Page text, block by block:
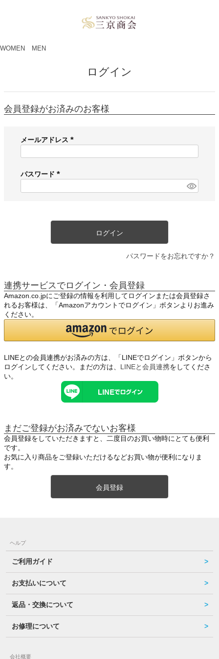
WOMEN MEN
ログイン
会員登録がお済みのお客様
メールアドレス
必
)
パスワード
必
ログイン
パスワードをお忘れですか？
連携サービスでログイン・会員登録
Amazon.co.jpにご登録の情報を利用してログインまたは会員登録さ
れるお客様は、「Amazonアカウントでログイン」ボタンよりお進み
ください。
LINEとの会員連携がお済みの方は、「LINEでログイン」ボタンから
ログインしてください。まだの方は、 LINEと会員連携をしてくださ
い。
まだご登録がお済みでないお客様
会員登録をしていただきますと、二度目のお買い物時にとても便利
です。
お気に入り商品をご登録いただけるなどお買い物が便利になりま
す。
会員登録
ヘルプ
ご利用ガイド
お支払いについて
返品・交換について
お修理について
会社概要